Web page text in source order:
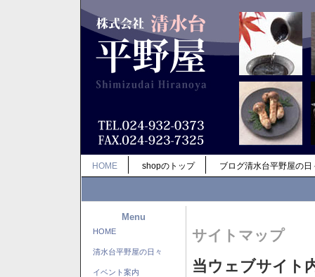
HOME shopのトップ ブログ清水台平野屋の日
Menu
HOME
清水台平野屋の日々
イベント案内
サイトマップ
当ウェブサイト